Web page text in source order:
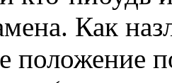
Как
положение